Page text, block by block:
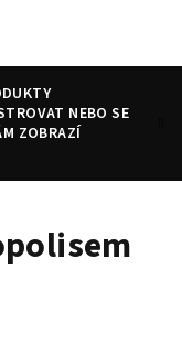
NEBO SE
ZOBRAZÍ
PřihlášeníNákupní
košík